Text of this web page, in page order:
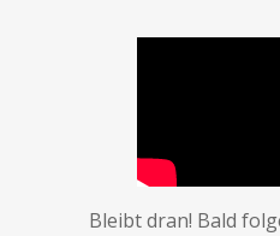
Bleibt dran! Bald